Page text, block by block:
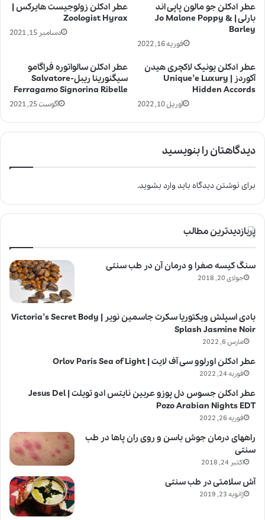
عطر ادکلن زولوجیست هایرکس |
Zoologist Hyrax
دسامبر 15, 2021
عطر ادکلن جو مالون پاپی اند
بارلی | Jo Malone Poppy &
Barley
فوریه 16, 2022
عطر ادکلن سالواتوره فراگامو
سیگنورینا ریبل-Salvatore
Ferragamo Signorina Ribelle
آگوست 25, 2021
عطر ادکلن یونیک لاکچری هیدن
آکوردز | Unique’e Luxury
Hidden Accords
آوریل 10, 2022
دیدگاهتان را بنویسید
برای نوشتن دیدگاه بایدوارد بشوید.
پربازدیدترین مطالب
سنگ کیسه صفرا و درمان آن در طب سنتی
جولای 20, 2018
بادی اسپلش ویکتوریا سکرت جاسمین نویر | Victoria’s Secret Body
Splash Jasmine Noir
مارس 6, 2022
عطر ادکلن اورلوو سی آف لایت | Orlov Paris Sea of Light
فوریه 24, 2022
عطر ادکلن جسوس دل پوزو عربین نایتس ادو تویلت | Jesus Del
Pozo Arabian Nights EDT
فوریه 26, 2022
راههای درمان جوش باسن و روی ران پاها در طب
سنتی
اکتبر 24, 2018
آش سلامتی در طب سنتی
ژانویه 23, 2019